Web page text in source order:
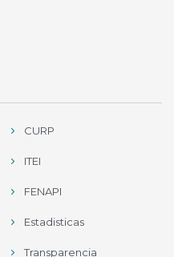
CURP
ITEI
FENAPI
Estadisticas
Transparencia